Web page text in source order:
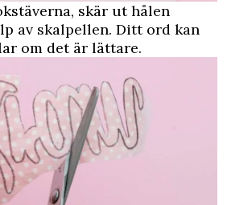
skär ut hålen
av skalpellen. Ditt ord kan
om det är lättare.